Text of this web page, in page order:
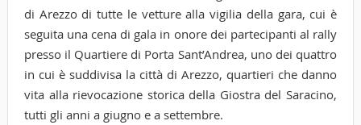
di Arezzo di tutte le vetture alla vigilia della gara, cui è
seguita una cena di gala in onore dei partecipanti al rally
presso il Quartiere di Porta Sant’Andrea, uno dei quattro
in cui è suddivisa la città di Arezzo, quartieri che danno
vita alla rievocazione storica della Giostra del Saracino,
tutti gli anni a giugno e a settembre.